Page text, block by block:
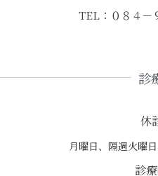
TEL：０８４－
診
休
月曜日、隔週火曜
診